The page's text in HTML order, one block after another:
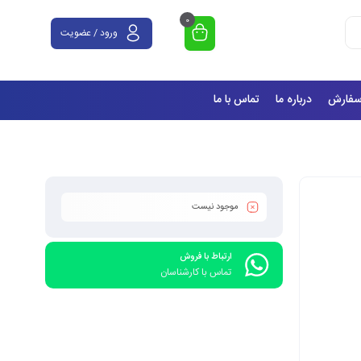
0
ورود / عضویت
درباره ما تماس با ما
موجود نیست
ارتباط با فروش
تماس با کارشناسان